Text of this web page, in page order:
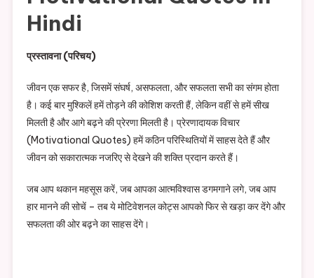
Hindi
प्रस्तावना (परिचय)
जीवन एक सफर है, जिसमें संघर्ष, असफलता, और सफलता सभी का संगम होता
है। कई बार मुश्किलें हमें तोड़ने की कोशिश करती हैं, लेकिन वहीं से हमें सीख
मिलती है और आगे बढ़ने की प्रेरणा मिलती है। प्रेरणादायक विचार
(Motivational Quotes) हमें कठिन परिस्थितियों में साहस देते हैं और
जीवन को सकारात्मक नजरिए से देखने की शक्ति प्रदान करते हैं।
जब आप थकान महसूस करें, जब आपका आत्मविश्वास डगमगाने लगे, जब आप
हार मानने की सोचें – तब ये मोटिवेशनल कोट्स आपको फिर से खड़ा कर देंगे और
सफलता की ओर बढ़ने का साहस देंगे।